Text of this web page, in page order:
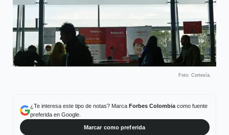
Foto: Cortesía.
¿Te interesa este tipo de notas? Marca Forbes Colombiacomo fuente
preferida en Google.
Marcar como preferida